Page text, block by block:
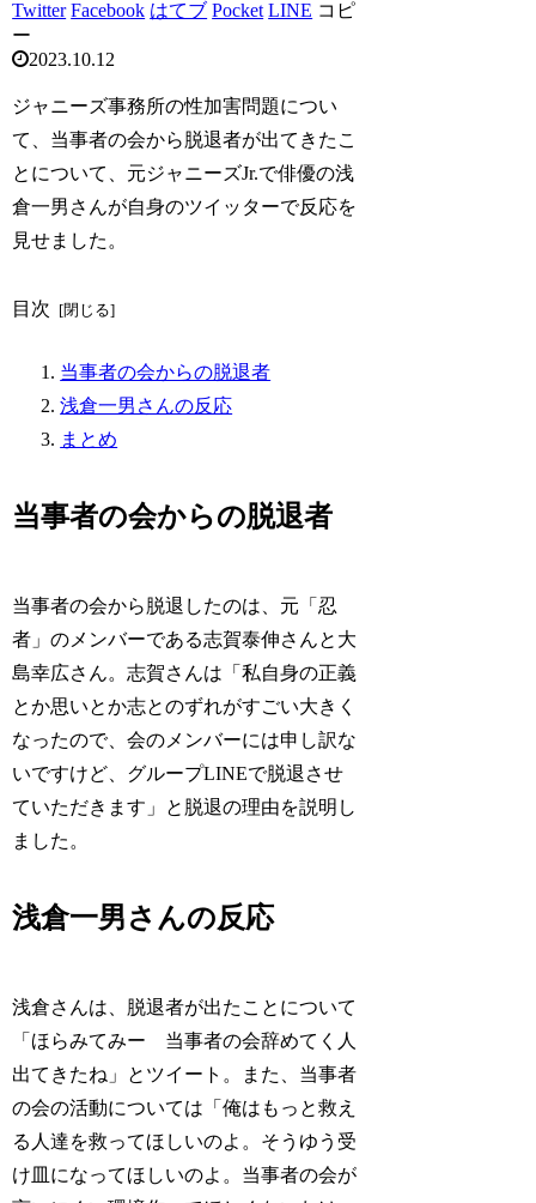
Twitter Facebook はてブ Pocket LINE コピ
ー
2023.10.12
ジャニーズ事務所の性加害問題につい
て、当事者の会から脱退者が出てきたこ
とについて、元ジャニーズJr.で俳優の浅
倉一男さんが自身のツイッターで反応を
見せました。
目次
当事者の会からの脱退者
浅倉一男さんの反応
まとめ
当事者の会からの脱退者
当事者の会から脱退したのは、元「忍
者」のメンバーである志賀泰伸さんと大
島幸広さん。志賀さんは「私自身の正義
とか思いとか志とのずれがすごい大きく
なったので、会のメンバーには申し訳な
いですけど、グループLINEで脱退させ
ていただきます」と脱退の理由を説明し
ました。
浅倉一男さんの反応
浅倉さんは、脱退者が出たことについて
「ほらみてみー 当事者の会辞めてく人
出てきたね」とツイート。また、当事者
の会の活動については「俺はもっと救え
る人達を救ってほしいのよ。そうゆう受
け皿になってほしいのよ。当事者の会が